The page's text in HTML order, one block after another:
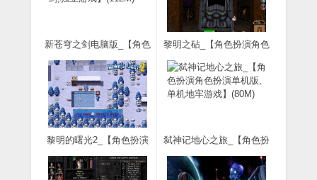
新苍穹之剑电脑版_【角色
戏】(112M)
黎明之砧_【角色扮演角色
黎明的曙光2_【角色扮演
弑神记地心之旅_【角色扮
牢游戏】(80M)